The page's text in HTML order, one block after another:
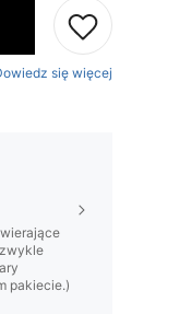
się więcej
pakiecie.)